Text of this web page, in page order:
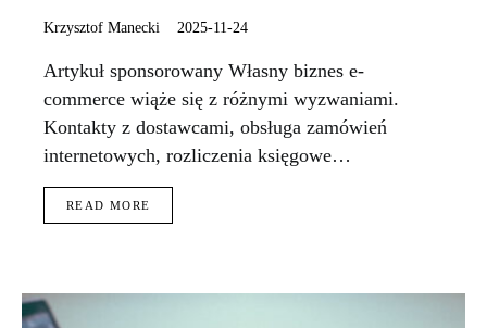
Krzysztof Manecki 2025-11-24
Artykuł sponsorowany Własny biznes e-
commerce wiąże się z różnymi wyzwaniami.
Kontakty z dostawcami, obsługa zamówień
internetowych, rozliczenia księgowe…
READ MORE